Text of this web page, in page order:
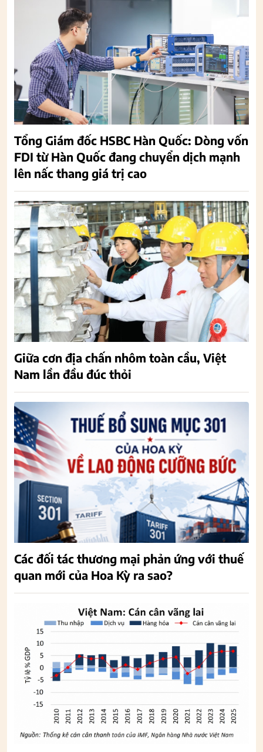
Tổng Giám đốc HSBC Hàn Quốc: Dòng vốn
FDI từ Hàn Quốc đang chuyển dịch mạnh
lên nấc thang giá trị cao
Giữa cơn địa chấn nhôm toàn cầu, Việt
Nam lần đầu đúc thỏi
Các đối tác thương mại phản ứng với thuế
quan mới của Hoa Kỳ ra sao?